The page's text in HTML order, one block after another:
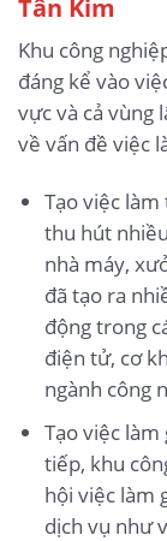
Tân Kim
Khu công
đáng kể vào
vực và cả vùng
về vấn đề việc
Tạo việc
thu hút
nhà máy,
đã tạo ra
động trong
điện tử, cơ
ngành công
Tạo việc
tiếp, khu
hội việc làm
dịch vụ như